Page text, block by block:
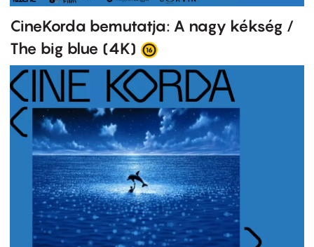
CineKorda bemutatja: A nagy kékség /
The big blue (4K)